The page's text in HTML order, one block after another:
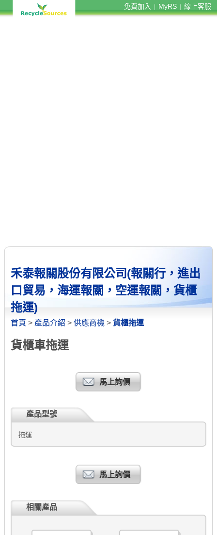
免費加入 MyRS 線上客服
禾泰報關股份有限公司(報關行，進出
口貿易，海運報關，空運報關，貨櫃
拖運)
首頁 > 產品介紹 > 供應商機 > 貨櫃拖運
貨櫃車拖運
馬上詢價
產品型號
拖運
馬上詢價
相關產品